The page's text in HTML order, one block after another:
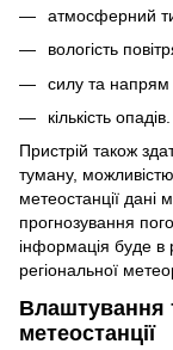
атмосферний
вологість
силу та напрям
кількість опадів.
Пристрій також
туману,
метеостанції дані
прогнозування
інформація буде в
регіональної
Влаштування
метеостанції